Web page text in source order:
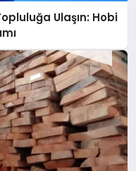
Ulaşın: Hobi